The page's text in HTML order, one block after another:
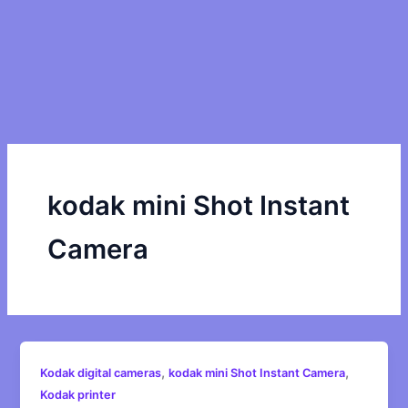
kodak mini Shot Instant
Camera
Kodak digital cameras,kodak mini Shot Instant Camera,
Kodak printer